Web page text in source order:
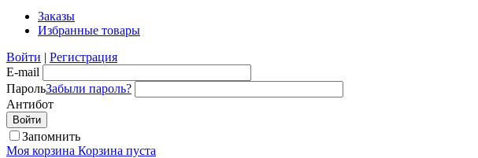
Заказы
Избранные товары
Войти | Регистрация
E-mail
ПарольЗабыли пароль?
Антибот
Запомнить
Моя корзина Корзина пуста